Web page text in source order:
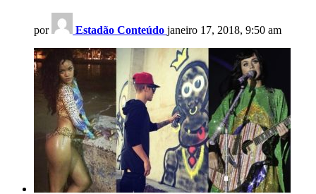
por Estadão Conteúdo janeiro 17, 2018, 9:50 am